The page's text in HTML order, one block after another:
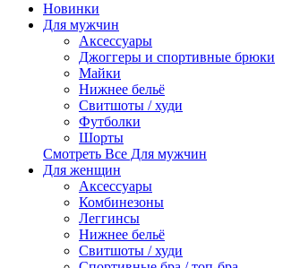
Новинки
Для мужчин
Аксессуары
Джоггеры и спортивные брюки
Майки
Нижнее бельё
Свитшоты / худи
Футболки
Шорты
Смотреть Все Для мужчин
Для женщин
Аксессуары
Комбинезоны
Леггинсы
Нижнее бельё
Свитшоты / худи